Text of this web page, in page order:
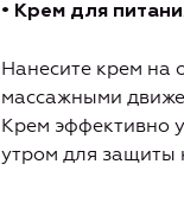
• Крем для
Нанесите крем на
массажными
Крем эффективно
утром для защиты